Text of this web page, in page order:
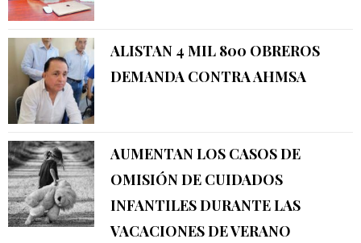
ALISTAN 4 MIL 800 OBREROS
DEMANDA CONTRA AHMSA
AUMENTAN LOS CASOS DE
OMISIÓN DE CUIDADOS
INFANTILES DURANTE LAS
VACACIONES DE VERANO